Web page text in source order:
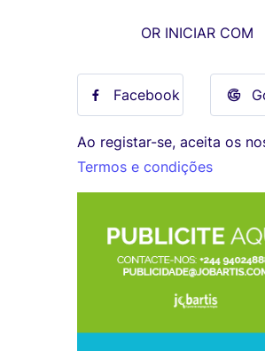
OR INICIAR COM
Facebook
Ao registar-se, aceita os
Termos e condições